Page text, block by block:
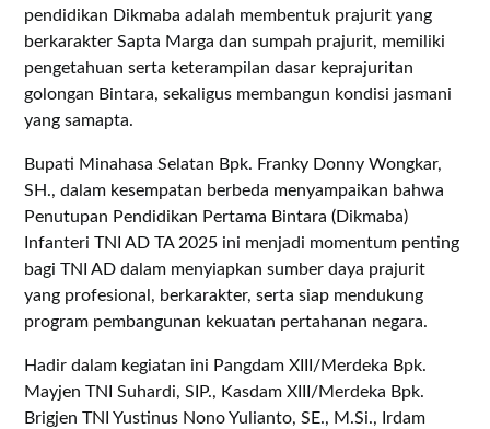
pendidikan Dikmaba adalah membentuk prajurit yang
berkarakter Sapta Marga dan sumpah prajurit, memiliki
pengetahuan serta keterampilan dasar keprajuritan
golongan Bintara, sekaligus membangun kondisi jasmani
yang samapta.
Bupati Minahasa Selatan Bpk. Franky Donny Wongkar,
SH., dalam kesempatan berbeda menyampaikan bahwa
Penutupan Pendidikan Pertama Bintara (Dikmaba)
Infanteri TNI AD TA 2025 ini menjadi momentum penting
bagi TNI AD dalam menyiapkan sumber daya prajurit
yang profesional, berkarakter, serta siap mendukung
program pembangunan kekuatan pertahanan negara.
Hadir dalam kegiatan ini Pangdam XIII/Merdeka Bpk.
Mayjen TNI Suhardi, SIP., Kasdam XIII/Merdeka Bpk.
Brigjen TNI Yustinus Nono Yulianto, SE., M.Si., Irdam